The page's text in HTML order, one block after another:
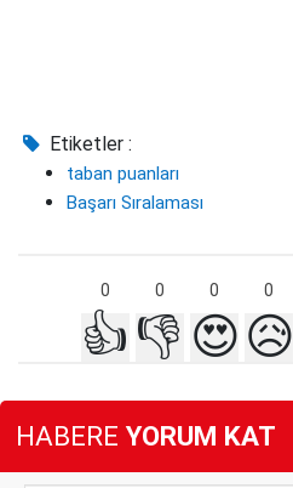
Etiketler :
taban puanları
Başarı Sıralaması
0 0 0 0
👍 👎 😍😥
HABERE YORUM KAT